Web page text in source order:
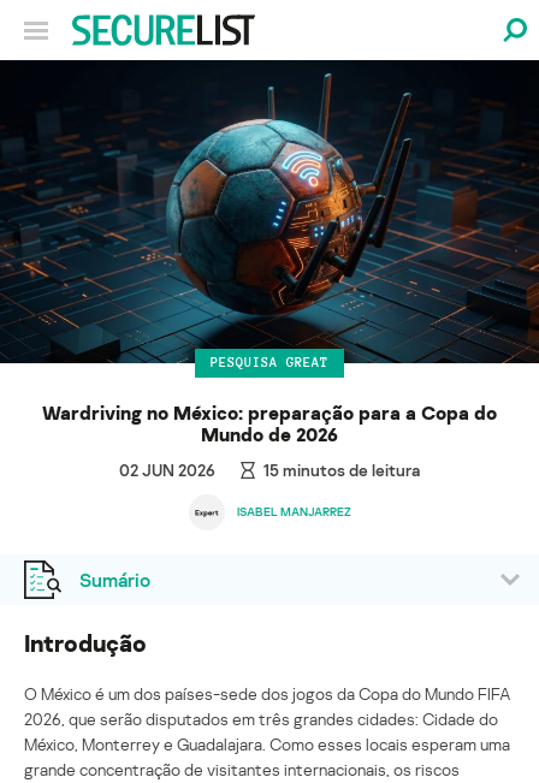
PESQUISA GREAT
Wardriving no México: preparação para a Copa do
Mundo de 2026
02 JUN 2026 15minutos de leitura
ISABEL MANJARREZ
Sumário
Introdução
O México é um dos países-sede dos jogos da Copa do Mundo FIFA
2026, que serão disputados em três grandes cidades: Cidade do
México, Monterrey e Guadalajara. Como esses locais esperam uma
grande concentração de visitantes internacionais, os riscos